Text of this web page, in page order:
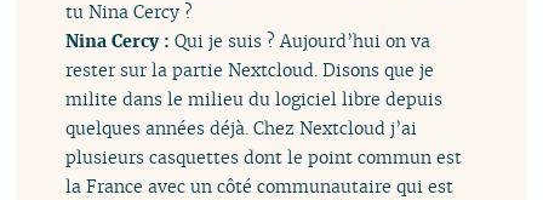
tu Nina Cercy ?
Nina Cercy :Qui je suis ? Aujourd’hui on va
rester sur la partie Nextcloud. Disons que je
milite dans le milieu du logiciel libre depuis
quelques années déjà. Chez Nextcloud j’ai
plusieurs casquettes dont le point commun est
la France avec un côté communautaire qui est